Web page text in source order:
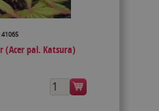
41065
(Acer pal. Katsura)